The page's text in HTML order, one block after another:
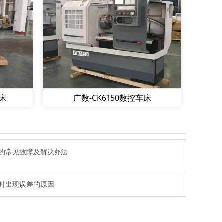
广数-CK6150数控车床
常见故障及解决办法
出现误差的原因